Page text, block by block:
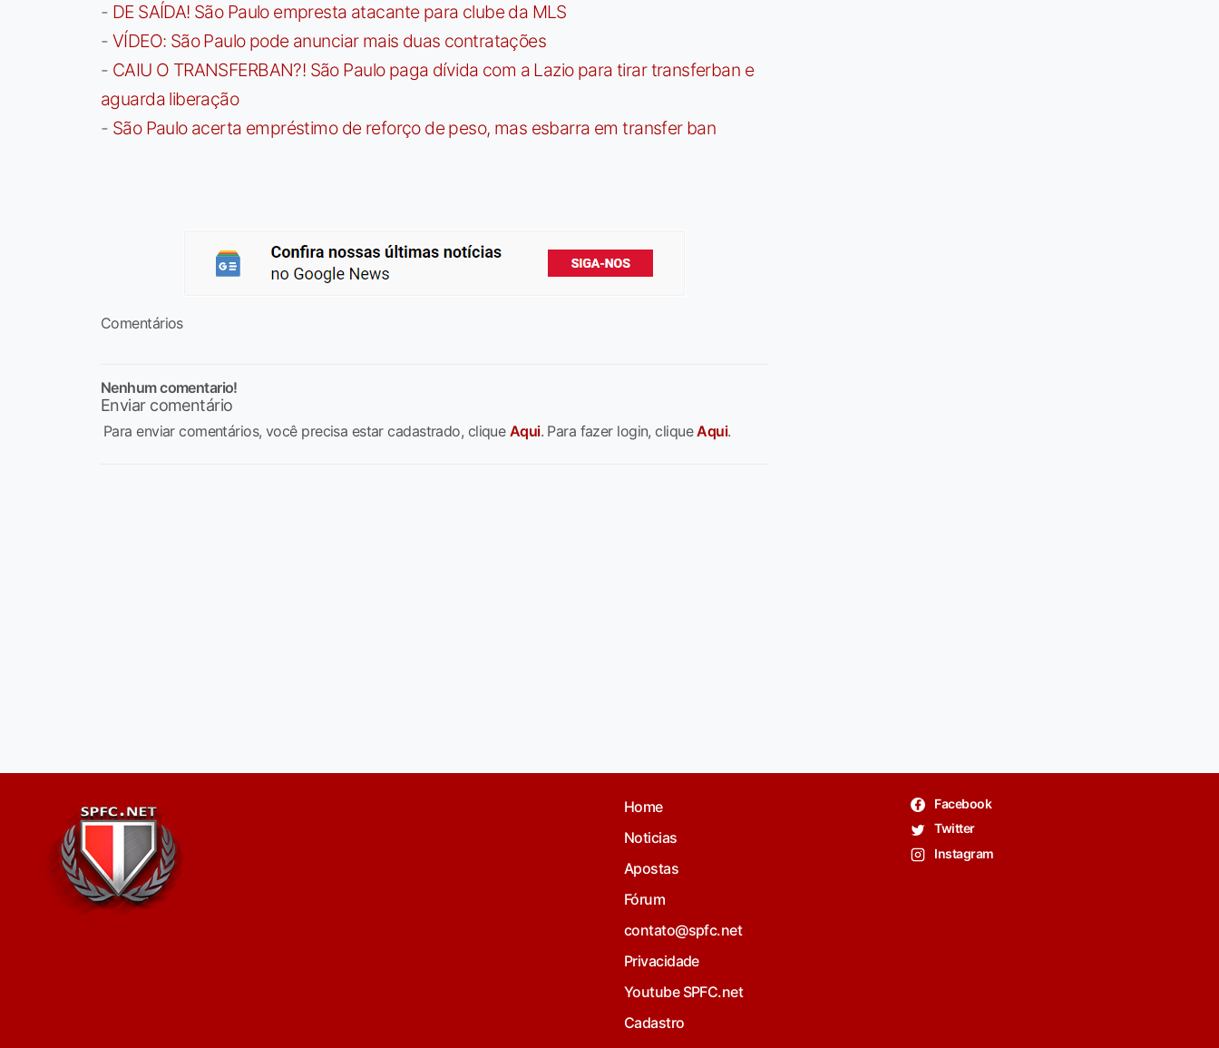
- DE SAÍDA! São Paulo empresta atacante para clube da MLS
- VÍDEO: São Paulo pode anunciar mais duas contratações
- CAIU O TRANSFERBAN?! São Paulo paga dívida com a Lazio para tirar transferban e
aguarda liberação
- São Paulo acerta empréstimo de reforço de peso, mas esbarra em transfer ban
Comentários
Nenhum comentario!
Enviar comentário
Para enviar comentários, você precisa estar cadastrado, clique Aqui. Para fazer login, cliqueAqui.
Home
Noticias
Apostas
Fórum
contato@spfc.net
Privacidade
Youtube SPFC.net
Cadastro
Facebook
Twitter
Instagram